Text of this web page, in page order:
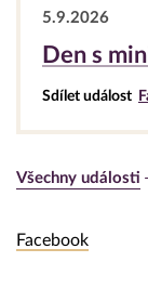
5.9.2026
Den s
Sdílet událost
Všechny události
Facebook